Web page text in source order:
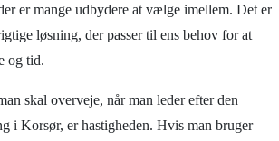
er mange udbydere at vælge imellem. Det er
løsning, der passer til ens behov for at
og tid.
skal overveje, når man leder efter den
i Korsør, er hastigheden. Hvis man bruger